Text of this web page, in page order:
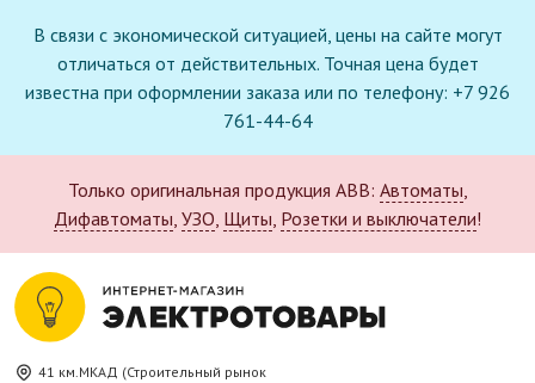
В связи с экономической ситуацией, цены на сайте могут
отличаться от действительных. Точная цена будет
известна при оформлении заказа или по телефону: +7 926
761-44-64
Только оригинальная продукция ABB: Автоматы,
Дифавтоматы, УЗО, Щиты, Розетки и выключатели!
41 км.МКАД (Строительный рынок